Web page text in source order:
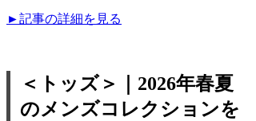
►記事の詳細を見る
＜トッズ＞｜2026年春夏
のメンズコレクションを